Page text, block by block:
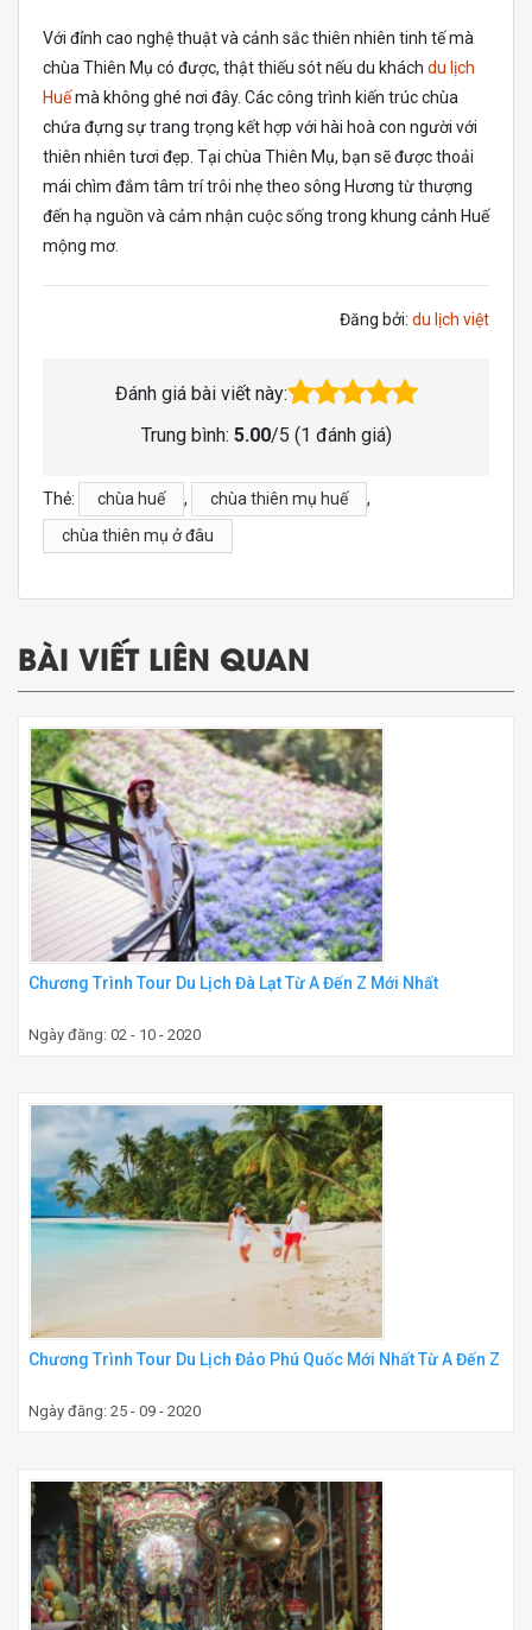
Với đỉnh cao nghệ thuật và cảnh sắc thiên nhiên tinh tế mà
chùa Thiên Mụ có được, thật thiếu sót nếu du khách du lịch
Huếmà không ghé nơi đây. Các công trình kiến trúc chùa
chứa đựng sự trang trọng kết hợp với hài hoà con người với
thiên nhiên tươi đẹp. Tại chùa Thiên Mụ, bạn sẽ được thoải
mái chìm đắm tâm trí trôi nhẹ theo sông Hương từ thượng
đến hạ nguồn và cảm nhận cuộc sống trong khung cảnh Huế
mộng mơ.
Đăng bởi: du lịch việt
Đánh giá bài viết này:
Trung bình: 5.00/5 (1 đánh giá)
Thẻ: chùa huế , chùa thiên mụ huế
,
chùa thiên mụ ở đâu
BÀI VIẾT LIÊN QUAN
Chương Trình Tour Du Lịch Đà Lạt Từ A Đến Z Mới Nhất
Ngày đăng: 02 - 10 - 2020
Chương Trình Tour Du Lịch Đảo Phú Quốc Mới Nhất Từ A Đến Z
Ngày đăng: 25 - 09 - 2020